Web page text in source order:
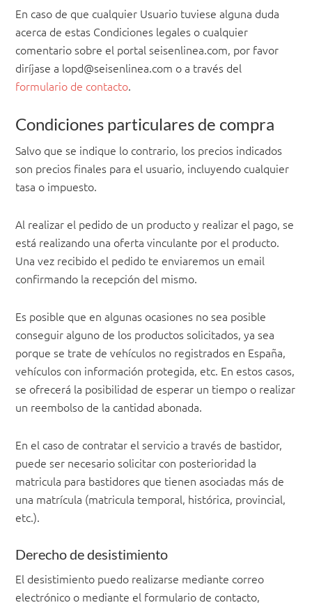
En caso de que cualquier Usuario tuviese alguna duda
acerca de estas Condiciones legales o cualquier
comentario sobre el portal seisenlinea.com, por favor
diríjase a lopd@seisenlinea.com o a través del
formulario de contacto.
Condiciones particulares de compra
Salvo que se indique lo contrario, los precios indicados
son precios finales para el usuario, incluyendo cualquier
tasa o impuesto.
Al realizar el pedido de un producto y realizar el pago, se
está realizando una oferta vinculante por el producto.
Una vez recibido el pedido te enviaremos un email
confirmando la recepción del mismo.
Es posible que en algunas ocasiones no sea posible
conseguir alguno de los productos solicitados, ya sea
porque se trate de vehículos no registrados en España,
vehículos con información protegida, etc. En estos casos,
se ofrecerá la posibilidad de esperar un tiempo o realizar
un reembolso de la cantidad abonada.
En el caso de contratar el servicio a través de bastidor,
puede ser necesario solicitar con posterioridad la
matricula para bastidores que tienen asociadas más de
una matrícula (matricula temporal, histórica, provincial,
etc.).
Derecho de desistimiento
El desistimiento puedo realizarse mediante correo
electrónico o mediante el formulario de contacto,